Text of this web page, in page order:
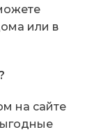
или в
на сайте